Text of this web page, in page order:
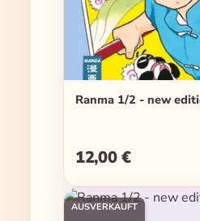
Ranma 1/2 - new
Regulärer Preis:
12,00 €
AUSVERKAUFT